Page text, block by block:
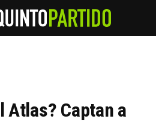
Atlas? Captan a